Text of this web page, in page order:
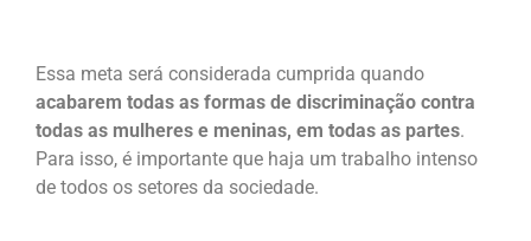
Essa meta será considerada cumprida quando
acabarem todas as formas de discriminação contra
todas as mulheres e meninas, em todas as partes.
Para isso, é importante que haja um trabalho intenso
de todos os setores da sociedade.